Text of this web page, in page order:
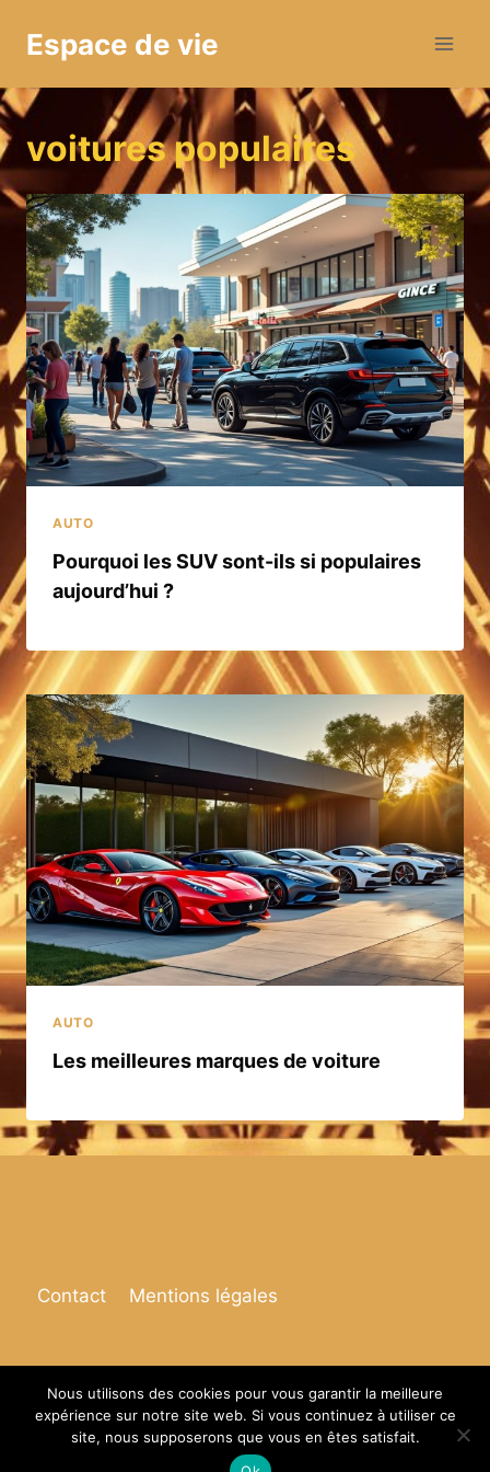
Espace de vie
voitures populaires
AUTO
Pourquoi les SUV sont-ils si populaires
aujourd’hui ?
AUTO
Les meilleures marques de voiture
Contact Mentions légales
© 2026 Espace de vie
Nous utilisons des cookies pour vous garantir la meilleure
expérience sur notre site web. Si vous continuez à utiliser ce
site, nous supposerons que vous en êtes satisfait.